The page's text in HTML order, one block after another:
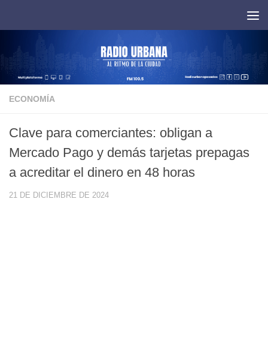
ECONOMÍA
Clave para comerciantes: obligan a
Mercado Pago y demás tarjetas prepagas
a acreditar el dinero en 48 horas
21 DE DICIEMBRE DE 2024